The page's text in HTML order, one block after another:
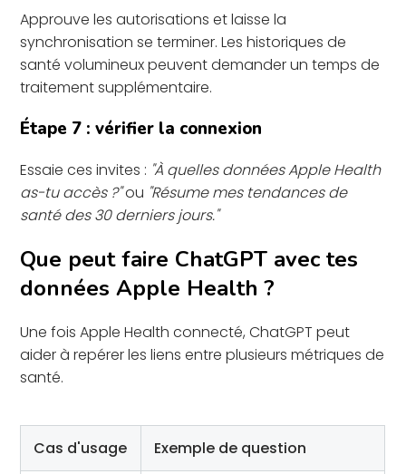
Approuve les autorisations et laisse la
synchronisation se terminer. Les historiques de
santé volumineux peuvent demander un temps de
traitement supplémentaire.
Étape 7 : vérifier la connexion
Essaie ces invites : "À quelles données Apple Health
as-tu accès ?"ou "Résume mes tendances de
santé des 30 derniers jours."
Que peut faire ChatGPT avec tes
données Apple Health ?
Une fois Apple Health connecté, ChatGPT peut
aider à repérer les liens entre plusieurs métriques de
santé.
Cas d'usage Exemple de question